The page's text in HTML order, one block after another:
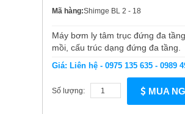
Mã hàng:Shimge BL 2 - 18
Máy bơm ly tâm trục đứng đa
mồi, cấu trúc dạng đứng đa tầng.
Giá: Liên hệ - 0975 135 635 - 0989
Số lượng: MUA